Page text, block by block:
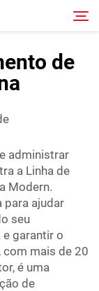
Pesquisar
de
administrar
a Linha de
Modern.
para ajudar
seu
garantir o
com mais de 20
é uma
de